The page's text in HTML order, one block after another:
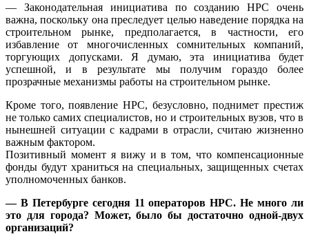
— Законодательная инициатива по созданию НРС очень
важна, поскольку она преследует целью наведение порядка на
строительном рынке, предполагается, в частности, его
избавление от многочисленных сомнительных компаний,
торгующих допусками. Я думаю, эта инициатива будет
успешной, и в результате мы получим гораздо более
прозрачные механизмы работы на строительном рынке.
Кроме того, появление НРС, безусловно, поднимет престиж
не только самих специалистов, но и строительных вузов, что в
нынешней ситуации с кадрами в отрасли, считаю жизненно
важным фактором.
Позитивный момент я вижу и в том, что компенсационные
фонды будут храниться на специальных, защищенных счетах
уполномоченных банков.
— В Петербурге сегодня 11 операторов НРС. Не много ли
это для города? Может, было бы достаточно одной-двух
организаций?